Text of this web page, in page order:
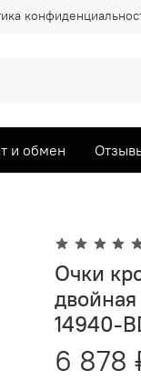
и обмен
Очки
14940-
6 878